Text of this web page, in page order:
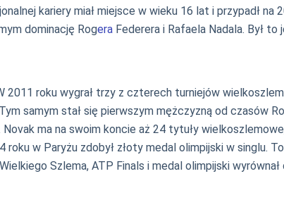
kariery miał miejsce w wieku 16 lat i przypadł na
dominację Rogera Federera i Rafaela Nadala. Był
roku wygrał trzy z czterech turniejów
samym stał się pierwszym mężczyzną od czasów
ma na swoim koncie aż 24 tytuły
w Paryżu zdobył złoty medal olimpijski w singlu.
Szlema, ATP Finals i medal olimpijski wyrównał